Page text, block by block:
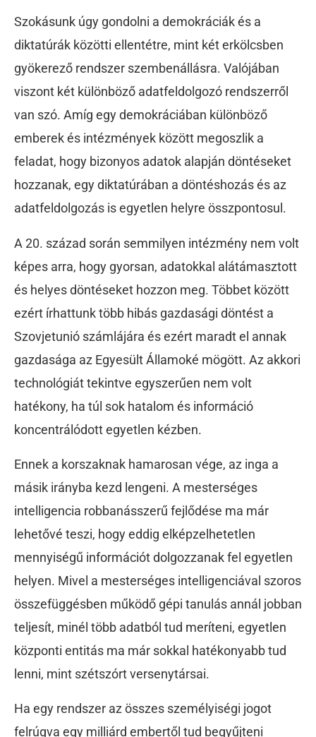
Szokásunk úgy gondolni a demokráciák és a
diktatúrák közötti ellentétre, mint két erkölcsben
gyökerező rendszer szembenállásra. Valójában
viszont két különböző adatfeldolgozó rendszerről
van szó. Amíg egy demokráciában különböző
emberek és intézmények között megoszlik a
feladat, hogy bizonyos adatok alapján döntéseket
hozzanak, egy diktatúrában a döntéshozás és az
adatfeldolgozás is egyetlen helyre összpontosul.
A 20. század során semmilyen intézmény nem volt
képes arra, hogy gyorsan, adatokkal alátámasztott
és helyes döntéseket hozzon meg. Többet között
ezért írhattunk több hibás gazdasági döntést a
Szovjetunió számlájára és ezért maradt el annak
gazdasága az Egyesült Államoké mögött. Az akkori
technológiát tekintve egyszerűen nem volt
hatékony, ha túl sok hatalom és információ
koncentrálódott egyetlen kézben.
Ennek a korszaknak hamarosan vége, az inga a
másik irányba kezd lengeni. A mesterséges
intelligencia robbanásszerű fejlődése ma már
lehetővé teszi, hogy eddig elképzelhetetlen
mennyiségű információt dolgozzanak fel egyetlen
helyen. Mivel a mesterséges intelligenciával szoros
összefüggésben működő gépi tanulás annál jobban
teljesít, minél több adatból tud meríteni, egyetlen
központi entitás ma már sokkal hatékonyabb tud
lenni, mint szétszórt versenytársai.
Ha egy rendszer az összes személyiségi jogot
felrúgva egy milliárd embertől tud begyűjteni